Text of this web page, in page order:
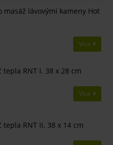
masáž lávovými kameny Hot
Více
tepla RNT I. 38 x 28 cm
Více
tepla RNT II. 38 x 14 cm